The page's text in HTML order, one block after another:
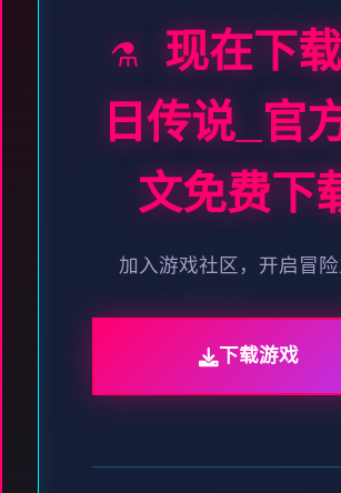
⚗️ 现在下
日传说_官
文免费下
加入游戏社区，开启冒
下载游戏